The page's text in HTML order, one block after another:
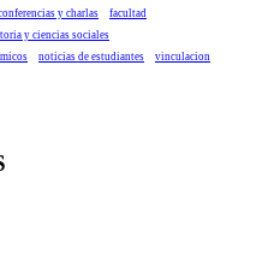
y charlas
facultad
y ciencias sociales
noticias de estudiantes
vinculacion